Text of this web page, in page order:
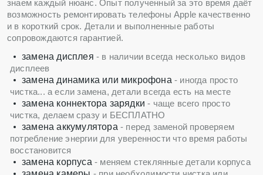
знаем каждый нюанс. Опыт полученный за это время даёт
возможность ремонтировать телефоны Apple качественно
и в короткий срок. Детали и выполненные работы
сопровождаются гарантией.
замена дисплея - в наличии всегда несколько видов
дисплеев
замена динамика или микрофона - иногда просто
чистка... а если замена, детали всегда есть на месте
замена коннектора зарядки - чаще всего просто
чистка, делаем сразу и БЕСПЛАТНО
замена аккумулятора - перед заменой проверяем
потребление энергии для уверенности что время работы
восстановится
замена корпуса - меняем стеклянные детали корпуса